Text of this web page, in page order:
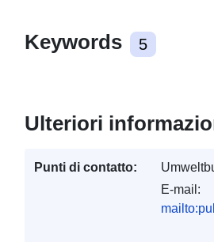
Keywords 5
Ulteriori
Punti di contatto:
E-mail: